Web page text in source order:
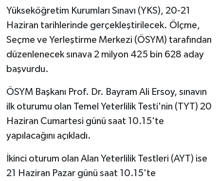
Yükseköğretim Kurumları Sınavı (YKS), 20-21
Haziran tarihlerinde gerçekleştirilecek. Ölçme,
Seçme ve Yerleştirme Merkezi (ÖSYM) tarafından
düzenlenecek sınava 2 milyon 425 bin 628 aday
başvurdu.
ÖSYM Başkanı Prof. Dr. Bayram Ali Ersoy, sınavın
ilk oturumu olan Temel Yeterlilik Testi'nin (TYT) 20
Haziran Cumartesi günü saat 10.15'te
yapılacağını açıkladı.
İkinci oturum olan Alan Yeterlilik Testleri (AYT) ise
21 Haziran Pazar günü saat 10.15'te
Hisarcık
İlçeler
Kültür Sanat
Kütahya
Magazin
Otomobil